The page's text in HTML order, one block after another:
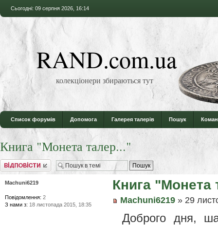
Сьогодні: 09 серпня 2026, 16:14
RAND.com.ua
колекціонери збираються тут
Список форумів Допомога Галерея талерів Пошук
Книга "Монета талер..."
Відповісти
Книга "Монета
Machuni6219» 29
Доброго дня,
Machuni6219
Повідомлення: 2
З нами з: 18 листопада 2015, 18:35